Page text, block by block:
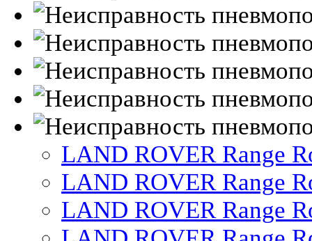
LAND ROVER Range
LAND ROVER Range
LAND ROVER Range